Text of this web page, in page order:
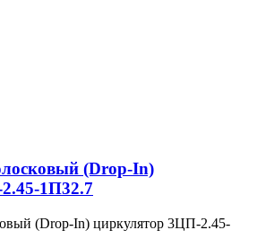
(Drop-In)
1П32.7
(Drop-In) циркулятор 3ЦП-2.45-